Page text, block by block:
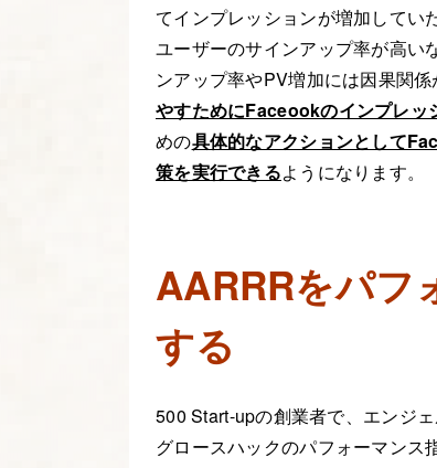
てインプレッションが増加してい
ユーザーのサインアップ率が高い
ンアップ率やPV増加には因果関
やすためにFaceookのインプレッ
めの具体的なアクションとして
策を実行できるようになります。
AARRRをパフ
する
500 Start-upの創業者で、エンジ
グロースハックのパフォーマンス